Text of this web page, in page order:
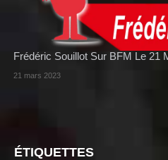
Frédéric Souillot Sur BFM Le 21
21 mars 2023
ÉTIQUETTES